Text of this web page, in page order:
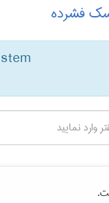
فشرده